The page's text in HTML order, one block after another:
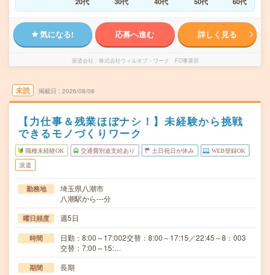
気になる! 応募へ進む 詳しく見る
派遣会社 株式会社ウィルオブ・ワーク FO事業部
未読 掲載日 2026/08/08
【力仕事＆残業ほぼナシ！】未経験から挑戦
できるモノづくりワーク
職種未経験OK 交通費別途支給あり 土日祝日が休み WEB登録OK
派遣
勤務地
埼玉県八潮市
八潮駅から---分
曜日頻度 週5日
時間
日勤：8:00～17:002交替：8:00～17:15／22:45～8：003
交替：7:00～15:…
期間 長期